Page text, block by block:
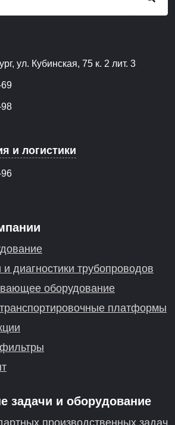
ул. Кубинская, 75 к. 2 лит. 3
и логистики
диагностики трубопроводов
оборудование
платформы
задачи и оборудование